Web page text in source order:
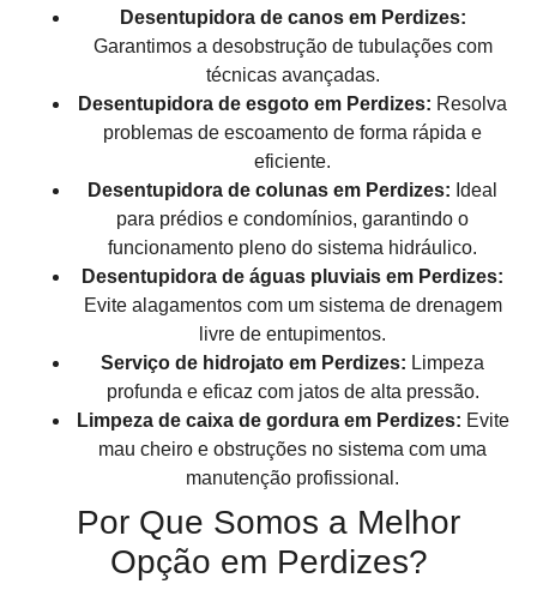
Desentupidora de canos em Perdizes:
Garantimos a desobstrução de tubulações com
técnicas avançadas.
Desentupidora de esgoto em Perdizes: Resolva
problemas de escoamento de forma rápida e
eficiente.
Desentupidora de colunas em Perdizes: Ideal
para prédios e condomínios, garantindo o
funcionamento pleno do sistema hidráulico.
Desentupidora de águas pluviais em Perdizes:
Evite alagamentos com um sistema de drenagem
livre de entupimentos.
Serviço de hidrojato em Perdizes: Limpeza
profunda e eficaz com jatos de alta pressão.
Limpeza de caixa de gordura em Perdizes: Evite
mau cheiro e obstruções no sistema com uma
manutenção profissional.
Por Que Somos a Melhor
Opção em Perdizes?